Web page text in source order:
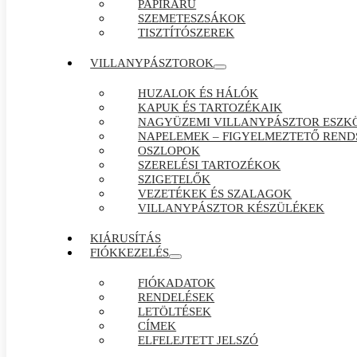
PAPÍRÁRÚ
SZEMETESZSÁKOK
TISZTÍTÓSZEREK
VILLANYPÁSZTOROK
HUZALOK ÉS HÁLÓK
KAPUK ÉS TARTOZÉKAIK
NAGYÜZEMI VILLANYPÁSZTOR
NAPELEMEK – FIGYELMEZTETŐ
OSZLOPOK
SZERELÉSI TARTOZÉKOK
SZIGETELŐK
VEZETÉKEK ÉS SZALAGOK
VILLANYPÁSZTOR KÉSZÜLÉKEK
KIÁRUSÍTÁS
FIÓKKEZELÉS
FIÓKADATOK
RENDELÉSEK
LETÖLTÉSEK
CÍMEK
ELFELEJTETT JELSZÓ